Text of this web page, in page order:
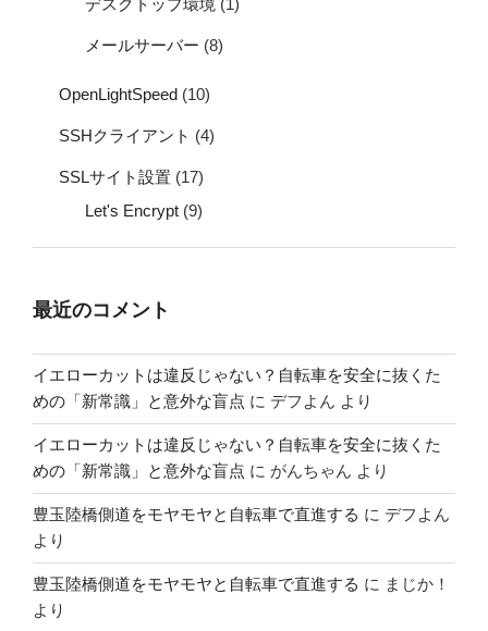
デスクトップ環境 (1)
メールサーバー (8)
OpenLightSpeed (10)
SSHクライアント (4)
SSLサイト設置 (17)
Let's Encrypt (9)
最近のコメント
イエローカットは違反じゃない？自転車を安全に抜くた
めの「新常識」と意外な盲点 に デフよん より
イエローカットは違反じゃない？自転車を安全に抜くた
めの「新常識」と意外な盲点 に がんちゃん より
豊玉陸橋側道をモヤモヤと自転車で直進する に デフよん
より
豊玉陸橋側道をモヤモヤと自転車で直進する に まじか！
より